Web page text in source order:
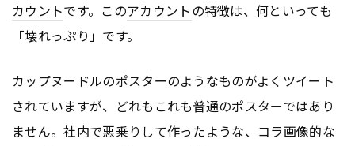
カウントです。このアカウントの特徴は、何といっても
「壊れっぷり」です。
カップヌードルのポスターのようなものがよくツイート
されていますが、どれもこれも普通のポスターではあり
ません。社内で悪乗りして作ったような、コラ画像的な